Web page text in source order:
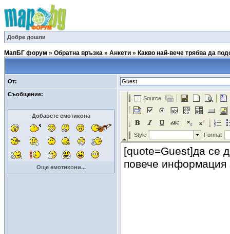
Добре дошли
МапБГ форум » Обратна връзка » Анкети » Какво най-вече трябва да
От:
Съобщение:
Добавете емотикона
Още емотикони...